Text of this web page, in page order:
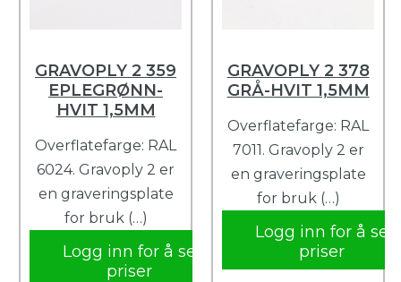
GRAVOPLY 2 359
EPLEGRØNN-
HVIT 1,5MM
Overflatefarge: RAL
6024. Gravoply 2 er
en graveringsplate
for bruk (…)
Logg inn for å se
priser
GRAVOPLY 2 378
GRÅ-HVIT 1,5MM
Overflatefarge: RAL
7011. Gravoply 2 er
en graveringsplate
for bruk (…)
Logg inn for å se
priser